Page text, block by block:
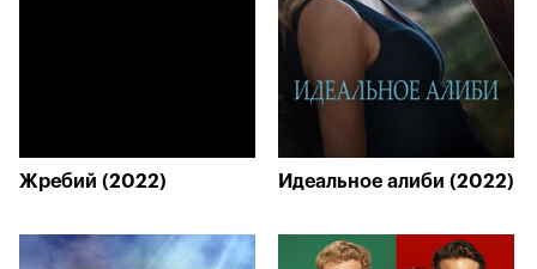
Жребий (2022) Идеальное алиби (2022)